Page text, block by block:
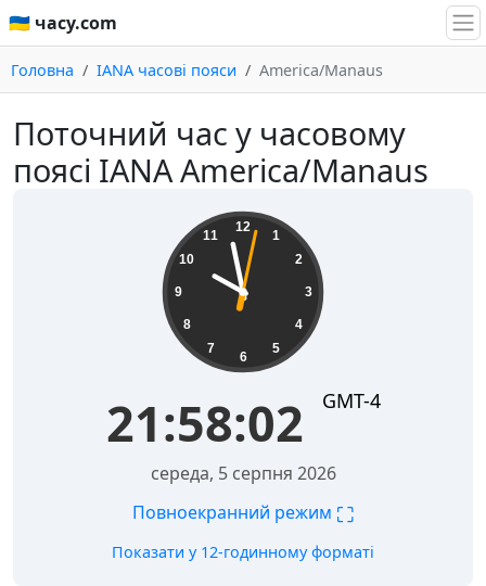
🇺🇦 часу.com
Головна IANA часові пояси America/Manaus
Поточний час у часовому
поясі IANA America/Manaus
12
1
2
3
4
5
6
7
8
9
10
11
21:58:02 GMT-4
середа, 5 серпня 2026
Повноекранний режим ⛶
Показати у 12-годинному форматі